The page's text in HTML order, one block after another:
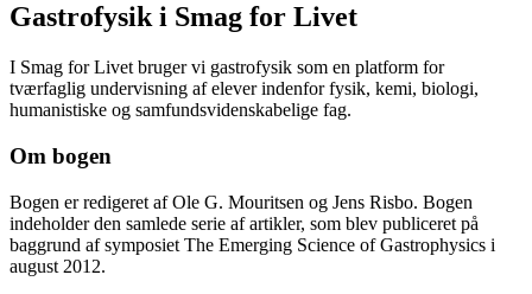
Gastrofysik i Smag for Livet
I Smag for Livet bruger vi gastrofysik som en platform for
tværfaglig undervisning af elever indenfor fysik, kemi, biologi,
humanistiske og samfundsvidenskabelige fag.
Om bogen
Bogen er redigeret af Ole G. Mouritsen og Jens Risbo. Bogen
indeholder den samlede serie af artikler, som blev publiceret på
baggrund af symposiet The Emerging Science of Gastrophysics i
august 2012.